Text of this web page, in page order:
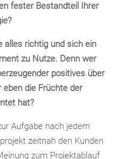
fester Bestandteil Ihrer
alles richtig und sich ein
zu Nutze. Denn wer
positives über
eben die Früchte der
hat?
Aufgabe nach jedem
zeitnah den Kunden
zum Projektablauf